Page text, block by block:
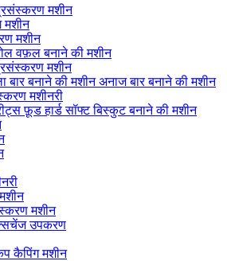
मशीन
मशीन
मशीन
वफ़ल बनाने की मशीन
मशीन
बार बनाने की मशीन अनाज बार बनाने की मशीन
मशीनरी
फ़ूड हार्ड सॉफ्ट बिस्कुट बनाने की मशीन
मशीन
उपकरण
कैपिंग मशीन